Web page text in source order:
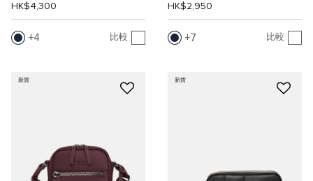
HK$4,300
4 比較
HK$2,950
7 比較
新貨 新貨